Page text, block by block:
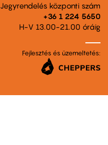
Jegyrendelés központi szám
+36 1 224 5650
H-V 13.00-21.00 óráig
Fejlesztés és üzemeltetés: